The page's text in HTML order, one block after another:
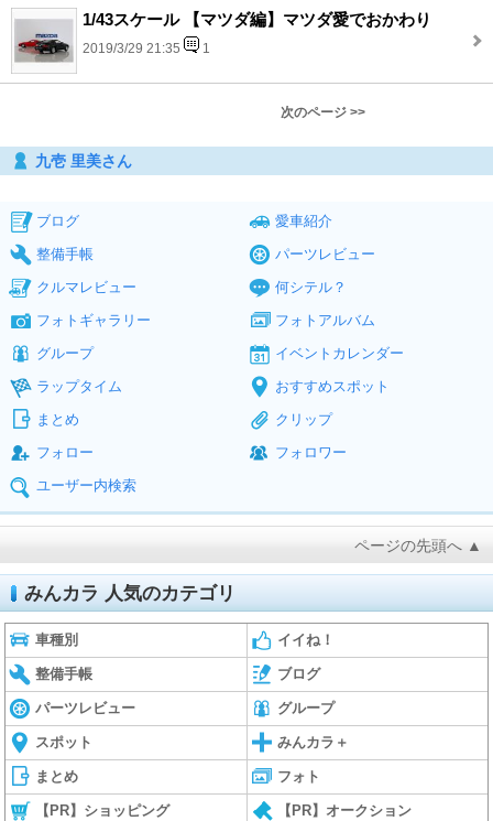
1/43スケール 【マツダ編】マツダ愛でおかわり
2019/3/29 21:35 1
次のページ >>
九壱 里美さん
ブログ
愛車紹介
整備手帳
パーツレビュー
クルマレビュー
何シテル？
フォトギャラリー
フォトアルバム
グループ
イベントカレンダー
ラップタイム
おすすめスポット
まとめ
クリップ
フォロー
フォロワー
ユーザー内検索
ページの先頭へ ▲
みんカラ 人気のカテゴリ
車種別 イイね！
整備手帳 ブログ
パーツレビュー グループ
スポット みんカラ＋
まとめ フォト
【PR】ショッピング 【PR】オークション